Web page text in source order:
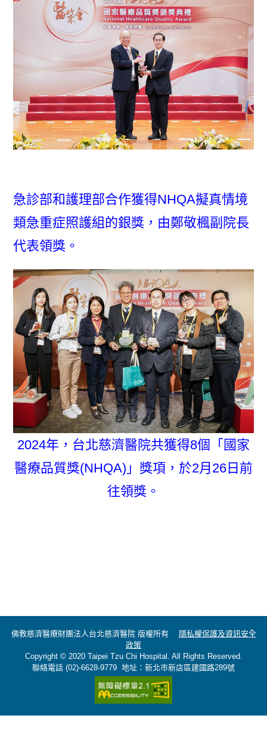
急診部和護理部合作獲得NHQA擬真情境
類急重症照護組的銀獎，由鄭敬楓副院長
代表領獎。
2024年，台北慈濟醫院共獲得8個「國家
醫療品質獎(NHQA)」獎項，於2月26日前
往領獎。
佛教慈濟醫療財團法人台北慈濟醫院 版權所有 隱私權保護及資訊安全
政策
Copyright © 2020 Taipei Tzu Chi Hospital. All Rights Reserved.
聯絡電話 (02)-6628-9779 地址：新北市新店區建國路289號